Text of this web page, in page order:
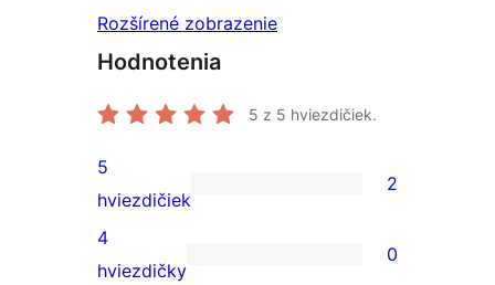
Rozšírené zobrazenie
Hodnotenia
5 z 5 hviezdičiek.
2
recenzie
s
5
hviezdičiek
2
0
4
hviezdičky
0